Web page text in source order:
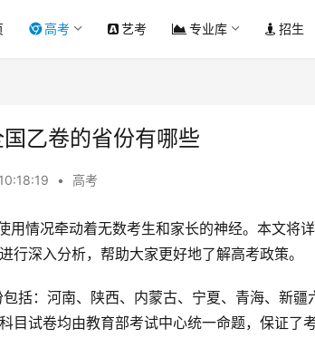
高考 艺考 专业库 招生
乙卷的省份有哪些
• 高考
行深入分析，帮助大家更好地了解高考政策。
目试卷均由教育部考试中心统一命题，保证了